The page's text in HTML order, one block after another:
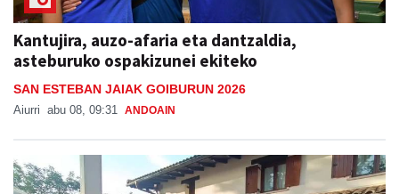
Kantujira, auzo-afaria eta dantzaldia,
asteburuko ospakizunei ekiteko
SAN ESTEBAN JAIAK GOIBURUN 2026
Aiurri abu 08, 09:31 ANDOAIN